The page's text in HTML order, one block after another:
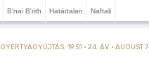
B'nai B'rith Határtalan Naftali
GYERTYAGYÚJTÁS: 19:51 · 24. ÁV · AUGUST 7